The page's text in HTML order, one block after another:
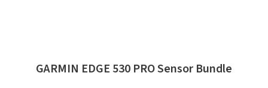
GARMIN EDGE 530 PRO Sensor Bundle